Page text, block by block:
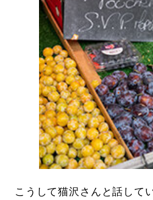
こうして猫沢さんと話して